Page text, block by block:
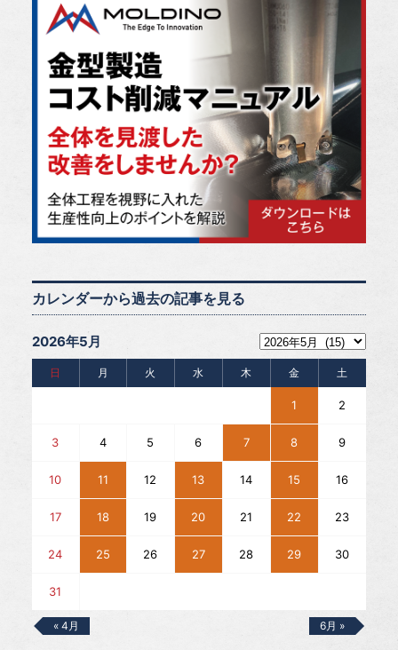
カレンダーから過去の記事を見る
2026年5月
日 月 火 水 木 金 土
1 2
3 4 5 6 7 8 9
10 11 12 13 14 15 16
17 18 19 20 21 22 23
24 25 26 27 28 29 30
31
« 4月 6月 »